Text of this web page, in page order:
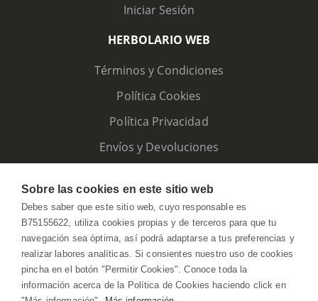
Iniciar Sesión
HERBOLARIO WEB
Términos y Condiciones
Política Cookies
Política Privacidad
Envíos y Devoluciones
Sobre las cookies en este sitio web
Debes saber que este sitio web, cuyo responsable es
B75155622, utiliza cookies propias y de terceros para que tu
navegación sea óptima, así podrá adaptarse a tus preferencias y
realizar labores analíticas. Si consientes nuestro uso de cookies
pincha en el botón "Permitir Cookies". Conoce toda la
información acerca de la Política de Cookies haciendo click en